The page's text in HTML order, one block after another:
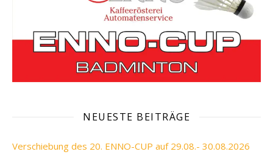
NEUESTE BEITRÄGE
Verschiebung des 20. ENNO-CUP auf 29.08.- 30.08.2026